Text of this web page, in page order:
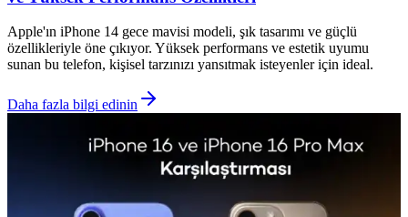
Apple'ın iPhone 14 gece mavisi modeli, şık tasarımı ve güçlü
özellikleriyle öne çıkıyor. Yüksek performans ve estetik uyumu
sunan bu telefon, kişisel tarzınızı yansıtmak isteyenler için ideal.
Daha fazla bilgi edinin